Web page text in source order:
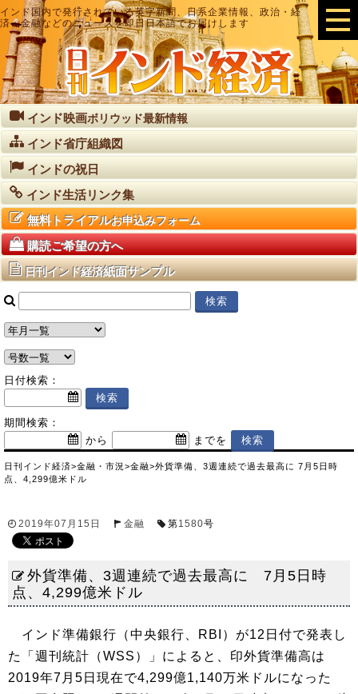
インド国内で発行されている英字新聞、日系企業情報、政治・経
済・金融などのニュースを即日日本語でお届けします
インド映画ボリウッド最新情報
インド省庁組織図
インドの祝日
インド生活リンク集
無料トライアルお申込みフォーム
購読ご希望の方へ
日刊インド経済紙面サンプル
日付検索：
期間検索：
から
までを
日刊インド経済>金融・市況 >金融>外貨準備、3週連続で過去最高に 7月5日時
点、4,299億米ドル
2019年07月15日 金融 第1580号
外貨準備、3週連続で過去最高に 7月5日時
点、4,299億米ドル
インド準備銀行（中央銀行、RBI）が12日付で発表し
た「週刊統計（WSS）」によると、印外貨準備高は
2019年7月5日現在で4,299億1,140万米ドルになった